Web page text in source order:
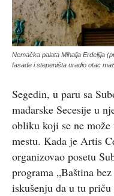
Nemačka palata Mihalja Erdeljija
fasade i stepeništa uradio otac
Segedin, u paru sa
mađarske Secesije u
obliku koji se ne
mestu. Kada je Artis
organizovao posetu
programa „Baština
iskušenju da u tu